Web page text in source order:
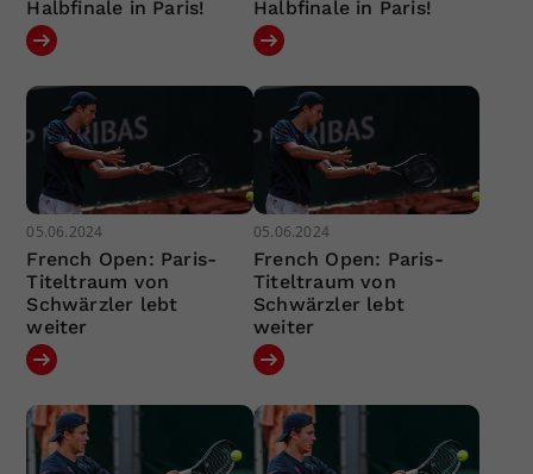
Halbfinale in Paris!
Halbfinale in Paris!
05.06.2024
French Open: Paris-
Titeltraum von
Schwärzler lebt
weiter
05.06.2024
French Open: Paris-
Titeltraum von
Schwärzler lebt
weiter